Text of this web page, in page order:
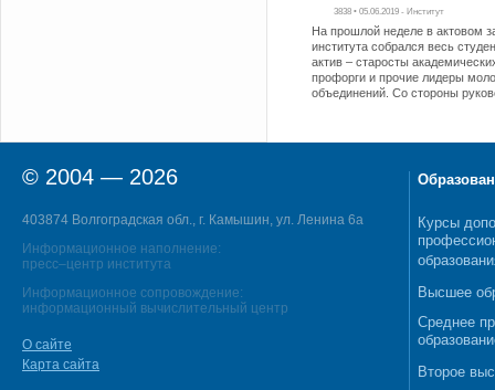
3838 • 05.06.2019 - Институт
На прошлой неделе в актовом
института собрался весь
актив – старосты
профорги и прочие лидеры
объединений. Со стороны
© 2004 — 2026
403874 Волгоградская обл., г. Камышин, ул. Ленина 6а
Информационное наполнение:
пресс–центр института
Информационное сопровождение:
информационный вычислительный центр
О сайте
Карта сайта
Курсы
Высшее
Среднее
Второе